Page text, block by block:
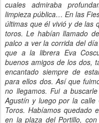
cuales admiraba
limpieza pública… En las
últimas que él vivió y de las
toros. Le habían llamado
palco a ver la corrida del
que a la librera Eva
buenos amigos de los dos,
encantado siempre de
para ellos dos. Así que
no llegamos. Fui a
Agustín y luego por la calle
Toros. Habíamos quedado
en la plaza del Portillo,